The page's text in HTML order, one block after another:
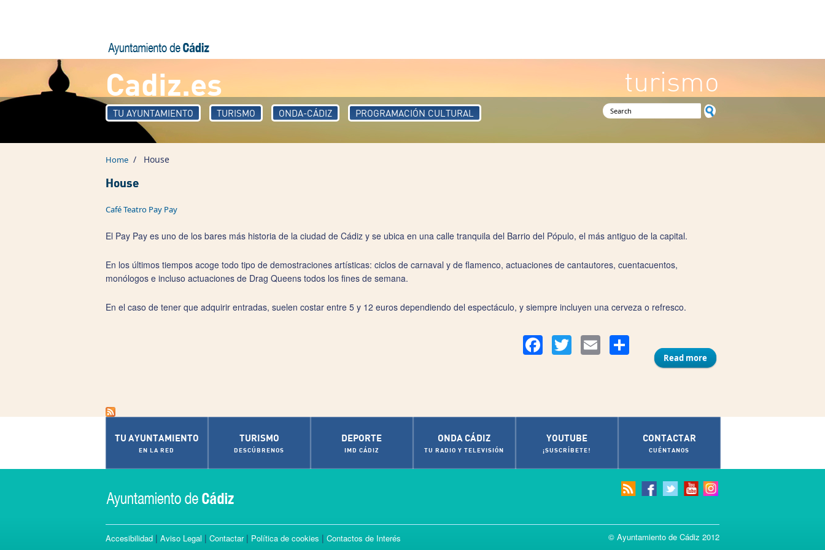
Cadiz.es turismo
TU AYUNTAMIENTO TURISMO ONDA-CÁDIZ PROGRAMACIÓN CULTURAL Search form
Home / House
House
Café Teatro Pay Pay
El Pay Pay es uno de los bares más historia de la ciudad de Cádiz y se ubica en una calle tranquila del Barrio del Pópulo, el más antiguo de la capital.
En los últimos tiempos acoge todo tipo de demostraciones artísticas: ciclos de carnaval y de flamenco, actuaciones de cantautores, cuentacuentos,
monólogos e incluso actuaciones de Drag Queens todos los fines de semana.
En el caso de tener que adquirir entradas, suelen costar entre 5 y 12 euros dependiendo del espectáculo, y siempre incluyen una cerveza o refresco.
FacebookTwitter Email Compartir
Read more about Café Teatro Pay Pay
TU AYUNTAMIENTO
EN LA RED
TURISMO
DESCÚBRENOS
DEPORTE
IMD CÁDIZ
ONDA CÁDIZ
TU RADIO Y TELEVISIÓN
YOUTUBE
¡SUSCRÍBETE!
CONTACTAR
CUÉNTANOS
Accesibilidad | Aviso Legal | Contactar| Política de cookies | Contactos de Interés © Ayuntamiento de Cádiz 2012